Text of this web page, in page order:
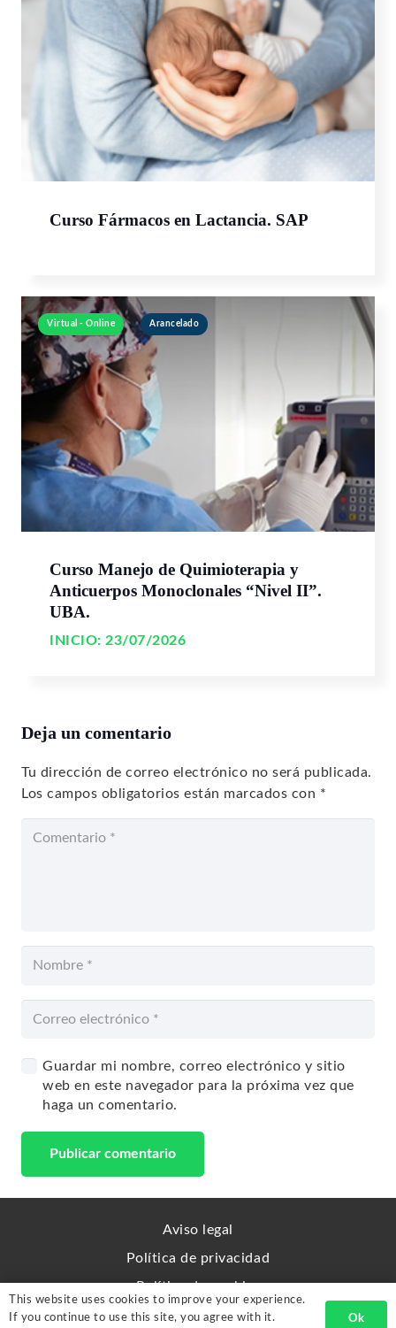
Curso Fármacos en Lactancia. SAP
Virtual - Online Arancelado
Curso Manejo de Quimioterapia y
Anticuerpos Monoclonales “Nivel II”.
UBA.
INICIO: 23/07/2026
Deja un comentario
Tu dirección de correo electrónico no será publicada.
Los campos obligatorios están marcados con *
Guardar mi nombre, correo electrónico y sitio
web en este navegador para la próxima vez que
haga un comentario.
Publicar comentario
Aviso legal
Política de privacidad
Política de cookies
Sitemap
This website uses cookies to improve your experience.
If you continue to use this site, you agree with it.
Ok